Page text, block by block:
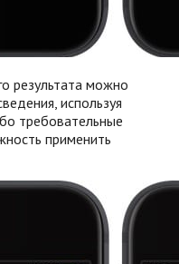
результата можно
используя
требовательные
применить